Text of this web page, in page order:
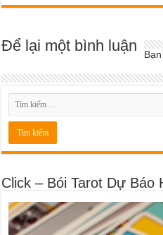
Để lại một bình luận
Click – Bói Tarot Dự Báo